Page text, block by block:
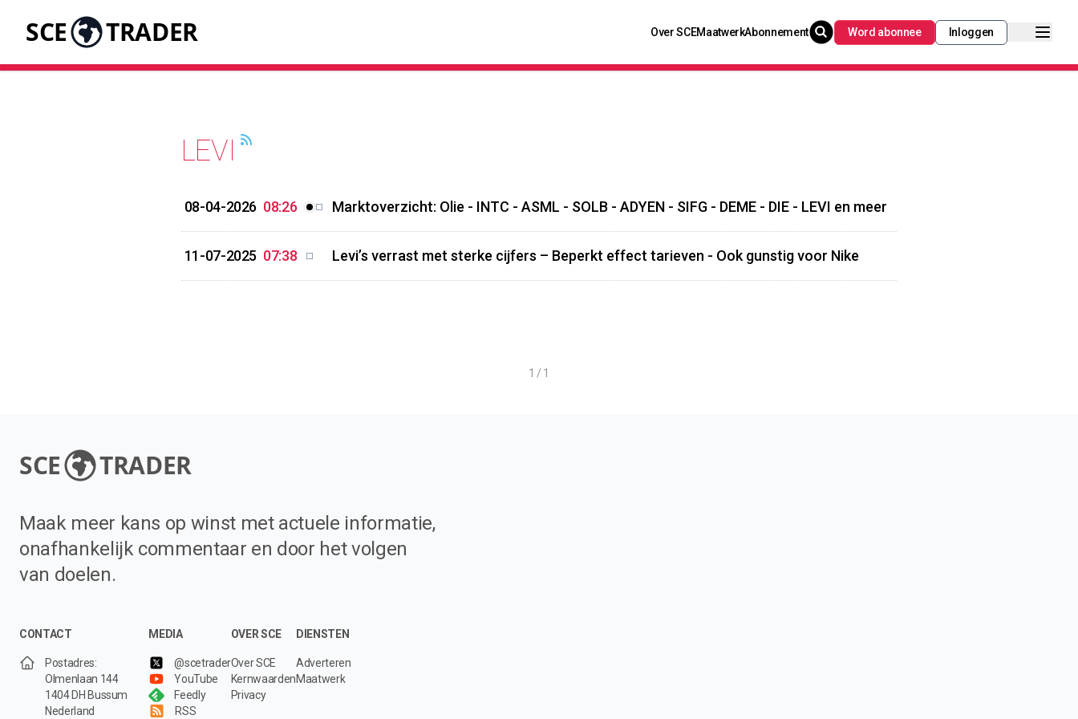
SCE TRADER Over SCEMaatwerkAbonnement Word abonnee Inloggen
LEVI
08-04-2026 08:26 Marktoverzicht: Olie - INTC - ASML - SOLB - ADYEN - SIFG - DEME - DIE - LEVI en meer
11-07-2025 07:38 Levi’s verrast met sterke cijfers – Beperkt effect tarieven - Ook gunstig voor Nike
1 / 1
SCE TRADER
Maak meer kans op winst met actuele informatie,
onafhankelijk commentaar en door het volgen
van doelen.
CONTACT
Postadres:
Olmenlaan 144
1404 DH Bussum
Nederland
MEDIA
@scetrader
YouTube
Feedly
RSS
OVER SCE
Over SCE
Kernwaarden
Privacy
DIENSTEN
Adverteren
Maatwerk